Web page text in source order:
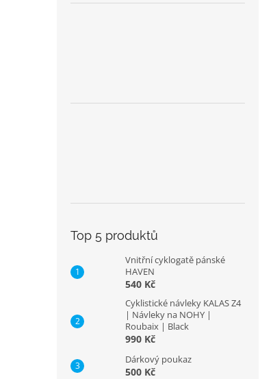
Top 5 produktů
Vnitřní cyklogatě pánské
HAVEN
540 Kč
Cyklistické návleky KALAS Z4
| Návleky na NOHY |
Roubaix | Black
990 Kč
Dárkový poukaz
500 Kč